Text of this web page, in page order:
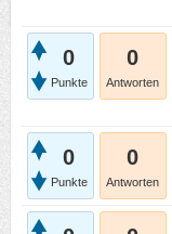
0
Punkte
0
Antworten
0
Punkte
0
Antworten